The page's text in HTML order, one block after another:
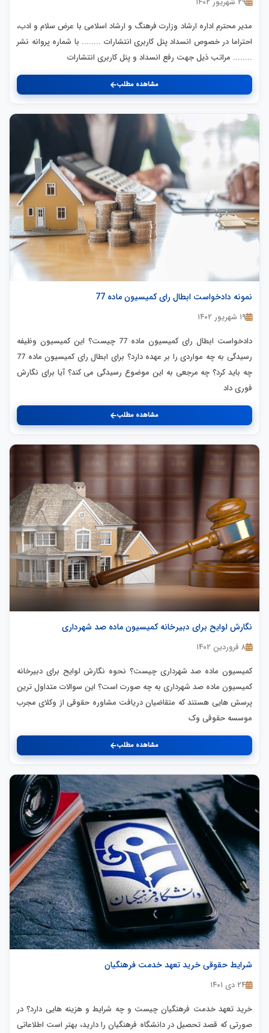
مدیر محترم اداره ارشاد وزارت فرهنگ و ارشاد اسلامی با عرض سلام و ادب،
احتراما در خصوص انسداد پنل کاربری انتشارات ........ با شماره پروانه نشر
........ مراتب ذیل جهت رفع انسداد و پنل کاربری انتشارات
مشاهده مطلب
نمونه دادخواست ابطال رای کمیسیون ماده 77
۱۹ شهریور ۱۴۰۲
دادخواست ابطال رای کمیسیون ماده 77 چیست؟ این کمیسیون وظیفه
رسیدگی به چه مواردی را بر عهده دارد؟ برای ابطال رای کمیسیون ماده 77
چه باید کرد؟ چه مرجعی به این موضوع رسیدگی می کند؟ آیا برای نگارش
فوری داد
مشاهده مطلب
نگارش لوایح برای دبیرخانه کمیسیون ماده صد شهرداری
۸ فروردین ۱۴۰۲
کمیسیون ماده صد شهرداری چیست؟ نحوه نگارش لوایح برای دبیرخانه
کمیسیون ماده صد شهرداری به چه صورت است؟ این سوالات متداول ترین
پرسش هایی هستند که متقاضیان دریافت مشاوره حقوقی از وکلای مجرب
موسسه حقوقی وک
مشاهده مطلب
شرایط حقوقی خرید تعهد خدمت فرهنگیان
۲۴ دی ۱۴۰۱
خرید تعهد خدمت فرهنگیان چیست و چه شرایط و هزینه هایی دارد؟ در
صورتی که قصد تحصیل در دانشگاه فرهنگیان را دارید، بهتر است اطلاعاتی